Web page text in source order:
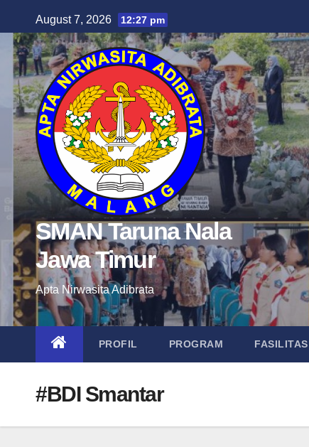
to
content
August 7, 2026 12:27 pm
SMAN Taruna Nala
Jawa Timur
Apta Nirwasita Adibrata
PROFIL PROGRAM FASILITAS
#BDI Smantar